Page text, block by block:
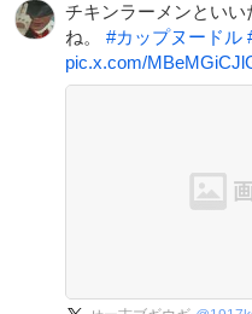
チキンラーメンといい
ね。 #カップヌードル
pic.x.com/